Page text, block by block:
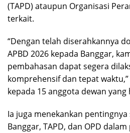
(TAPD) ataupun Organisasi
terkait.
“Dengan telah diserahkannya
APBD 2026 kepada Banggar,
pembahasan dapat segera
komprehensif dan tepat
kepada 15 anggota dewan yang
Ia juga menekankan
Banggar, TAPD, dan OPD